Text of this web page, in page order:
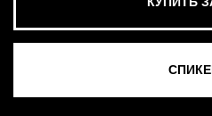
СМОТРЕТЬ ВСЕ ФОТО